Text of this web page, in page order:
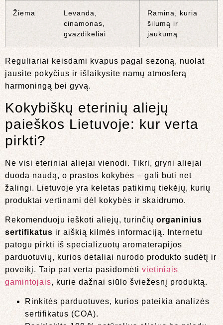
Žiema
Levanda,
cinamonas,
gvazdikėliai
Ramina, kuria
šilumą ir
jaukumą
Reguliariai keisdami kvapus pagal sezoną, nuolat
jausite pokyčius ir išlaikysite namų atmosferą
harmoningą bei gyvą.
Kokybiškų eterinių aliejų
paieškos Lietuvoje: kur verta
pirkti?
Ne visi eteriniai aliejai vienodi. Tikri, gryni aliejai
duoda naudą, o prastos kokybės – gali būti net
žalingi. Lietuvoje yra keletas patikimų tiekėjų, kurių
produktai vertinami dėl kokybės ir skaidrumo.
Rekomenduoju ieškoti aliejų, turinčių organinius
sertifikatus ir aiškią kilmės informaciją. Internetu
patogu pirkti iš specializuotų aromaterapijos
parduotuvių, kurios detaliai nurodo produkto sudėtį ir
poveikį. Taip pat verta pasidomėti vietiniais
gamintojais, kurie dažnai siūlo šviežesnį produktą.
Rinkitės parduotuves, kurios pateikia analizės
sertifikatus (COA).